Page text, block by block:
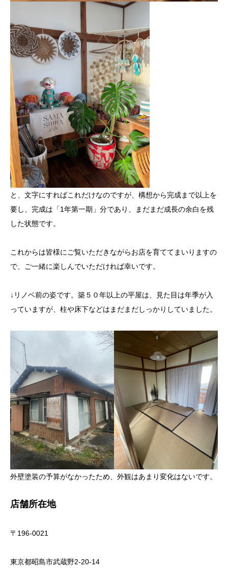
と、文字にすればこれだけなのですが、構想から完成まで以上を
要し、完成は「1年第一期」分であり、まだまだ成長の余白を残
した状態です。
これからは皆様にご覧いただきながらお店を育ててまいりますの
で、ご一緒に楽しんでいただければ幸いです。
↓リノベ前の姿です。築５０年以上の平屋は、見た目は年季が入
っていますが、柱や床下などはまだまだしっかりしていました。
外壁塗装の予算がなかったため、外観はあまり変化はないです。
店舗所在地
〒196-0021
東京都昭島市武蔵野2-20-14